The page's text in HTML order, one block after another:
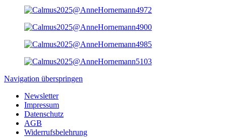
Navigation überspringen
Newsletter
Impressum
Datenschutz
AGB
Widerrufsbelehrung